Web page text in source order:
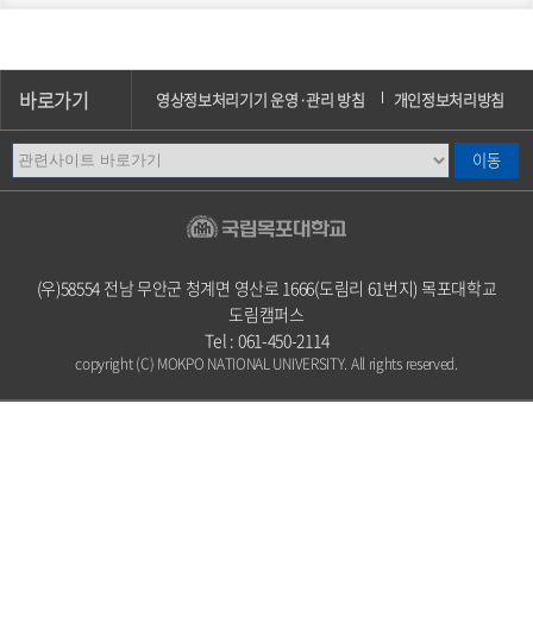
바로가기 영상정보처리기기 운영·관리 방침 개인정보처리방침
이메일무단수집거부 캠퍼스안내
(우)58554 전남 무안군 청계면 영산로 1666(도림리 61번지) 목포대학교
도림캠퍼스
Tel : 061-450-2114
copyright (C) MOKPO NATIONAL UNIVERSITY. All rights reserved.